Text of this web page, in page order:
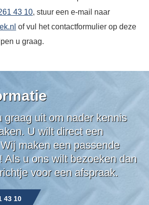
43 10, stuur een e-mail naar
of vul het contactformulier op deze
u graag.
graag uit om nader kennis
U wilt direct een
maken een passende
Als u ons wilt bezoeken dan
voor een afspraak.
43 10